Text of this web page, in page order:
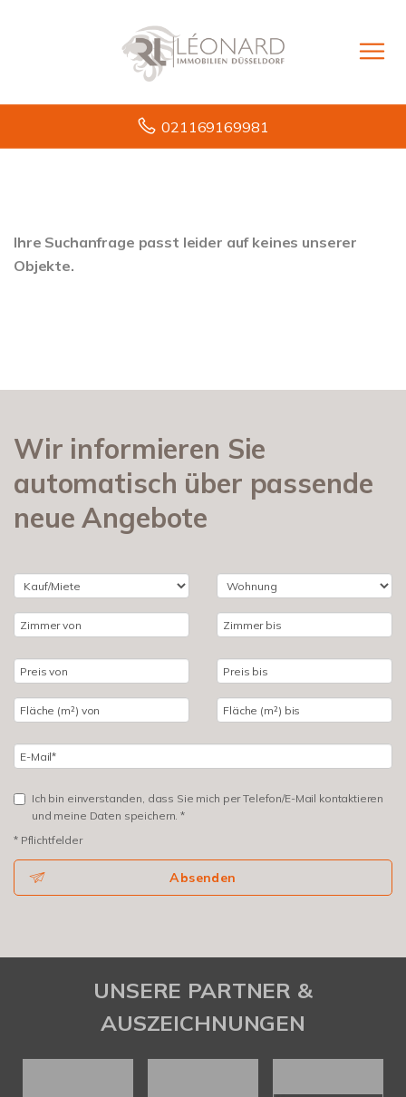
021169169981
Ihre Suchanfrage passt leider auf keines unserer
Objekte.
Wir informieren Sie
automatisch über passende
neue Angebote
Ich bin einverstanden, dass Sie mich per Telefon/E-Mail kontaktieren
und meine Daten speichern. *
* Pflichtfelder
Absenden
UNSERE PARTNER &
AUSZEICHNUNGEN